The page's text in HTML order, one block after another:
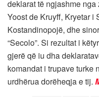
deklarat të ngjashme
Yoost de Kruyff, Kryetar i
Kostandinopojë, dhe
“Secolo”. Si rezultat i
gjerë që iu dha
komandat i trupave turke
urdhërua dorëheqja e tij.